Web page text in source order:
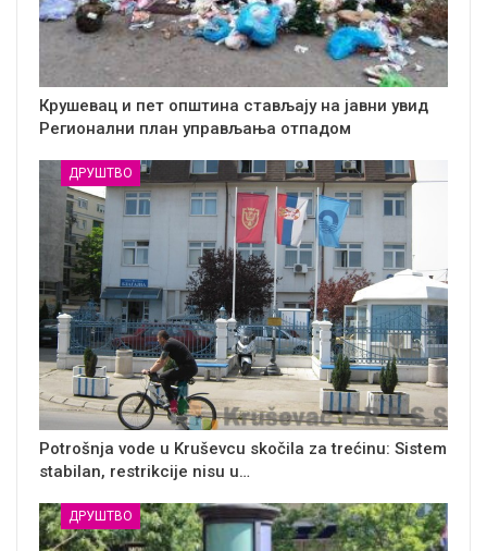
Крушевац и пет општина стављају на јавни увид
Регионални план управљања отпадом
ДРУШТВО
Potrošnja vode u Kruševcu skočila za trećinu: Sistem
stabilan, restrikcije nisu u…
ДРУШТВО